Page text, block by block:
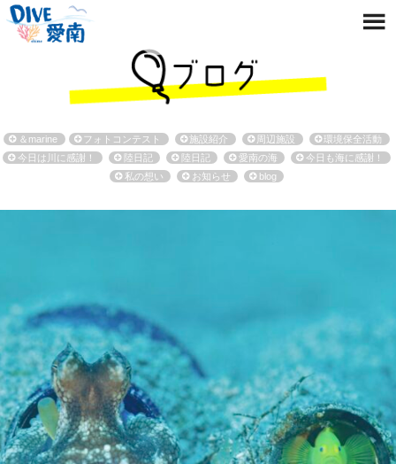
＆marine フォトコンテスト 施設紹介 周辺施設
環境保全活動
今日は川に感謝！
陸日記 陸日記 愛南の海
今日も海に感謝！
私の想い
お知らせ blog